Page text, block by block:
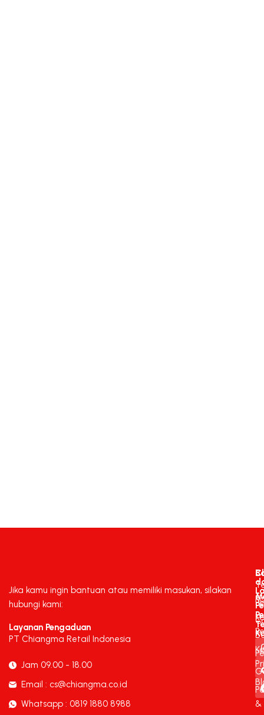
Jika kamu ingin bantuan atau memiliki masukan, silakan
hubungi kami:
Layanan Pengaduan
PT Chiangma Retail Indonesia
Jam 09.00 - 18.00
Email : cs@chiangma.co.id
Whatsapp : 0819 1880 8988
&